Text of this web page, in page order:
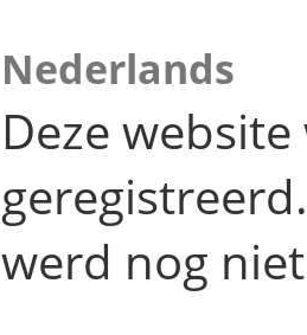
Nederlands
Deze
werd nog